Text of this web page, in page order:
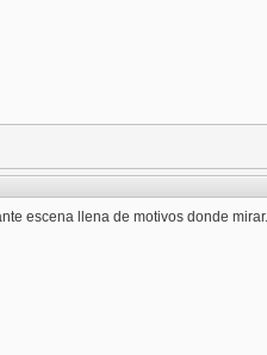
escena llena de motivos donde mirar.